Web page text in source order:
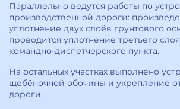
Параллельно ведутся работы по
производственной дороги:
уплотнение двух слоёв грунтового
проводится уплотнение третьего
командно-диспетчерского пункта.
На остальных участках выполнено
щебёночной обочины и укрепление
дороги.